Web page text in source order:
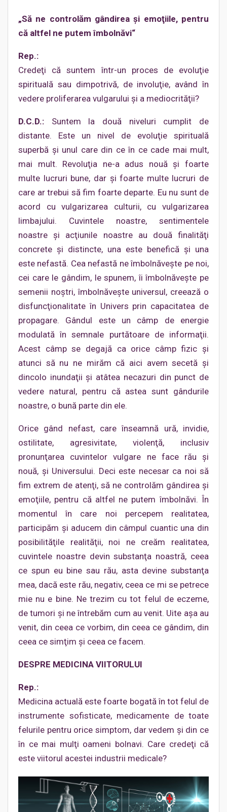
„Să ne controlăm gândirea şi emoţiile, pentru
că altfel ne putem îmbolnăvi“
Rep.:
Credeţi că suntem într-un proces de evoluţie
spirituală sau dimpotrivă, de involuţie, având în
vedere proliferarea vulgarului şi a mediocrităţii?
D.C.D.: Suntem la două niveluri cumplit de
distante. Este un nivel de evoluţie spirituală
superbă şi unul care din ce în ce cade mai mult,
mai mult. Revoluţia ne-a adus nouă şi foarte
multe lucruri bune, dar şi foarte multe lucruri de
care ar trebui să fim foarte departe. Eu nu sunt de
acord cu vulgarizarea culturii, cu vulgarizarea
limbajului. Cuvintele noastre, sentimentele
noastre şi acţiunile noastre au două finalităţi
concrete şi distincte, una este benefică şi una
este nefastă. Cea nefastă ne îmbolnăveşte pe noi,
cei care le gândim, le spunem, îi îmbolnăveşte pe
semenii noştri, îmbolnăveşte universul, creează o
disfuncţionalitate în Univers prin capacitatea de
propagare. Gândul este un câmp de energie
modulată în semnale purtătoare de informaţii.
Acest câmp se degajă ca orice câmp fizic şi
atunci să nu ne mirăm că aici avem secetă şi
dincolo inundaţii şi atâtea necazuri din punct de
vedere natural, pentru că astea sunt gândurile
noastre, o bună parte din ele.
Orice gând nefast, care înseamnă ură, invidie,
ostilitate, agresivitate, violenţă, inclusiv
pronunţarea cuvintelor vulgare ne face rău şi
nouă, şi Universului. Deci este necesar ca noi să
fim extrem de atenţi, să ne controlăm gândirea şi
emoţiile, pentru că altfel ne putem îmbolnăvi. În
momentul în care noi percepem realitatea,
participăm şi aducem din câmpul cuantic una din
posibilităţile realităţii, noi ne creăm realitatea,
cuvintele noastre devin substanţa noastră, ceea
ce spun eu bine sau rău, asta devine substanţa
mea, dacă este rău, negativ, ceea ce mi se petrece
mie nu e bine. Ne trezim cu tot felul de eczeme,
de tumori şi ne întrebăm cum au venit. Uite aşa au
venit, din ceea ce vorbim, din ceea ce gândim, din
ceea ce simţim şi ceea ce facem.
DESPRE MEDICINA VIITORULUI
Rep.:
Medicina actuală este foarte bogată în tot felul de
instrumente sofisticate, medicamente de toate
felurile pentru orice simptom, dar vedem şi din ce
în ce mai mulţi oameni bolnavi. Care credeţi că
este viitorul acestei industrii medicale?